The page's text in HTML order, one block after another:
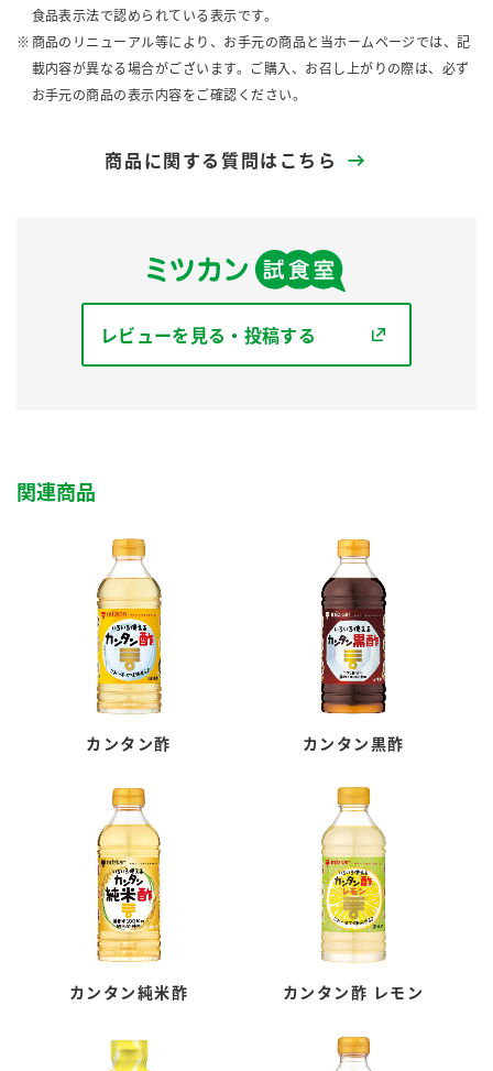
食品表示法で認められている表示です。
商品のリニューアル等により、お手元の商品と当ホームページでは、記
載内容が異なる場合がございます。ご購入、お召し上がりの際は、必ず
お手元の商品の表示内容をご確認ください。
商品に関する質問はこちら
レビューを見る・投稿する
関連商品
カンタン酢 カンタン黒酢
カンタン純米酢 カンタン酢 レモン